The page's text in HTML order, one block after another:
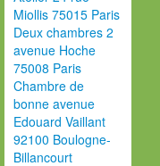
Miollis 75015 Paris
Deux chambres 2
avenue Hoche
75008 Paris
Chambre de
bonne avenue
Edouard Vaillant
92100 Boulogne-
Billancourt